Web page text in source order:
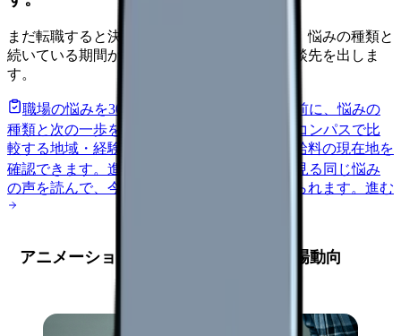
まだ転職すると決めていなくても大丈夫です。悩みの種類と
続いている期間から、次に見るべき記事と相談先を出しま
す。
職場の悩みを30秒で診断
辞めるべきか迷う前に、悩みの
種類と次の一歩を整理します。
給料コンパスで比
較する地域・経験年数・施設形態から、今の給料の現在地を
確認できます。 進む 匿名掲示板で本音を見る 同じ悩み
の声を読んで、今の職場だけの問題か確かめられます。 進む
アニメーション採用動画の重要性と市場動向